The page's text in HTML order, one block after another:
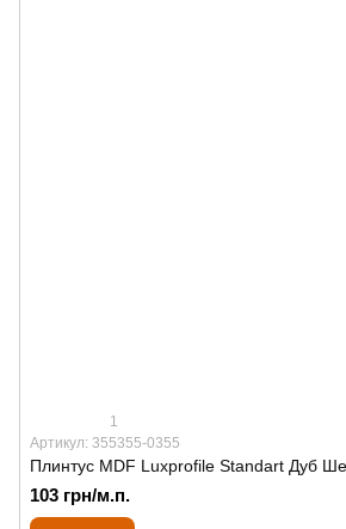
1
Артикул: 355355-0355
Плинтус MDF Luxprofile Standart Дуб
103 грн/м.п.